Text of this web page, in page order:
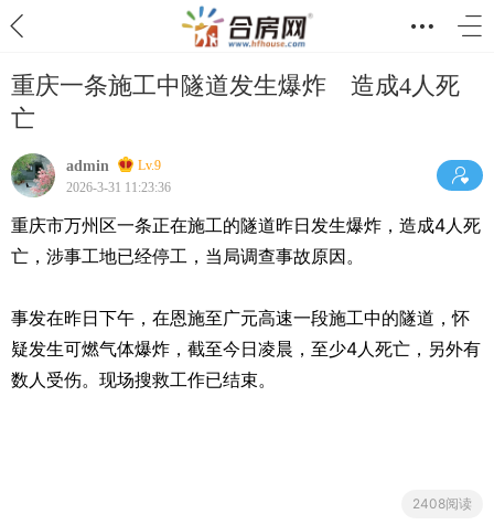
重庆一条施工中隧道发生爆炸 造成4人死
亡
admin
Lv.9
2026-3-31 11:23:36
重庆市万州区一条正在施工的隧道昨日发生爆炸，造成4人死
亡，涉事工地已经停工，当局调查事故原因。
事发在昨日下午，在恩施至广元高速一段施工中的隧道，怀
疑发生可燃气体爆炸，截至今日凌晨，至少4人死亡，另外有
数人受伤。现场搜救工作已结束。
2408阅读